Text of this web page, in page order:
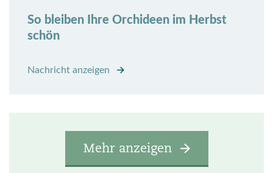
So bleiben Ihre Orchideen im Herbst
schön
Nachricht anzeigen
Mehr anzeigen